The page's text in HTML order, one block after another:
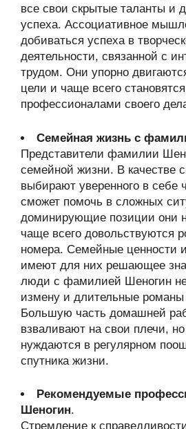
все свои скрытые таланты и
успеха. Ассоциативное
добиваться успеха в
деятельности, связанной с
трудом. Они упорно
цели и чаще всего становятся
профессионалами своего
Семейная жизнь с
Представители фамилии
семейной жизни. В качестве
выбирают уверенного в себе
сможет помочь в сложных
доминирующие позиции они
чаще всего довольствуются
номера. Семейные ценности
имеют для них решающее
люди с фамилией Шеногин
измену и длительные романы
Большую часть домашней
взваливают на свои плечи,
нуждаются в регулярном
спутника жизни.
Рекомендуемые
Шеногин.
Стремление к